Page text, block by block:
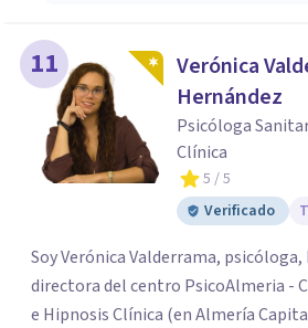
11
Verónica
Hernández
Psicóloga
Clínica
5 / 5
Verificado
Soy Verónica Valderrama,
directora del centro PsicoAlmeria -
e Hipnosis Clínica (en Almería Capital). En mis